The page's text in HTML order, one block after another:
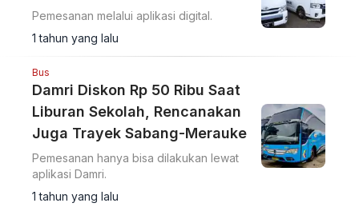
Pemesanan melalui aplikasi digital.
1 tahun yang lalu
Bus
Damri Diskon Rp 50 Ribu Saat
Liburan Sekolah, Rencanakan
Juga Trayek Sabang-Merauke
Pemesanan hanya bisa dilakukan lewat
aplikasi Damri.
1 tahun yang lalu